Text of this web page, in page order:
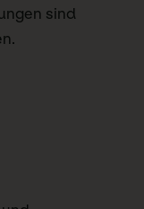
sind